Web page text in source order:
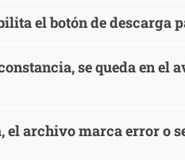
el botón de descarga
se queda en el
archivo marca error o